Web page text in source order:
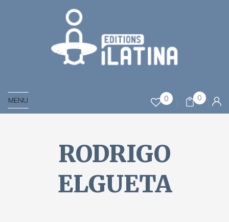
MENU 0 0
RODRIGO
ELGUETA